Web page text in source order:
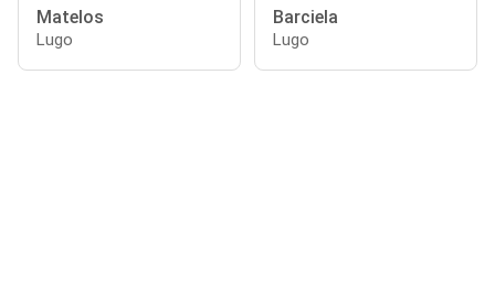
Matelos
Lugo
Barciela
Lugo